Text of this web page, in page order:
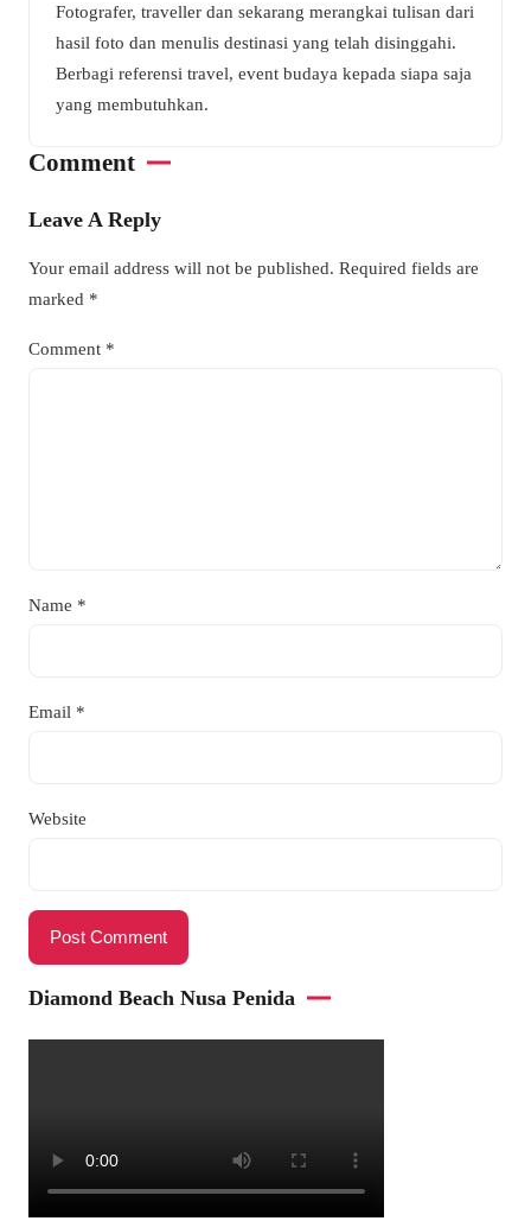
Fotografer, traveller dan sekarang merangkai tulisan dari
hasil foto dan menulis destinasi yang telah disinggahi.
Berbagi referensi travel, event budaya kepada siapa saja
yang membutuhkan.
Comment
Leave A Reply
Your email address will not be published. Required fields are
marked *
Comment *
Name *
Email *
Website
Diamond Beach Nusa Penida